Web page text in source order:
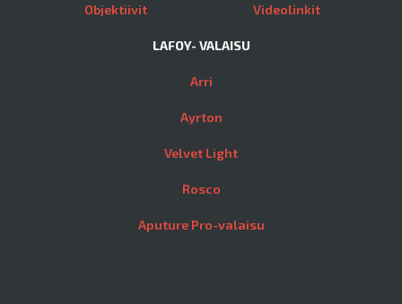
Objektiivit Videolinkit
LAFOY- VALAISU
Arri
Ayrton
Velvet Light
Rosco
Aputure Pro-valaisu